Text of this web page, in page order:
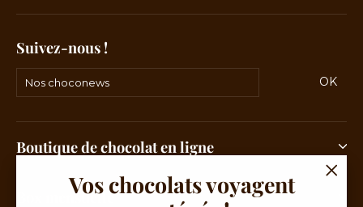
Vos chocolats voyagent
Suivez-nous !
choconews
OK
Boutique de chocolat en ligne
Box mensuelle